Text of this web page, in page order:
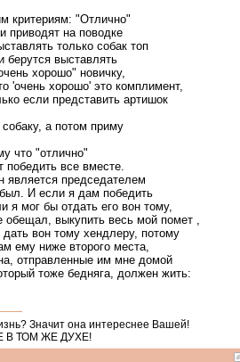
критериям: "Отлично"
приводят на поводке
только собак топ
берутся выставлять
хорошо" новичку,
'очень хорошо' это комплимент,
если представить артишок
а потом приму
что "отлично"
победить все вместе.
является председателем
И если я дам победить
я мог бы отдать его вон тому,
обещал, выкупить весь мой помет ,
вон тому хендлеру, потому
ему ниже второго места,
отправленные им мне домой
тоже бедняга, должен жить:
Значит она интереснее Вашей!
В ТОМ ЖЕ ДУХЕ!